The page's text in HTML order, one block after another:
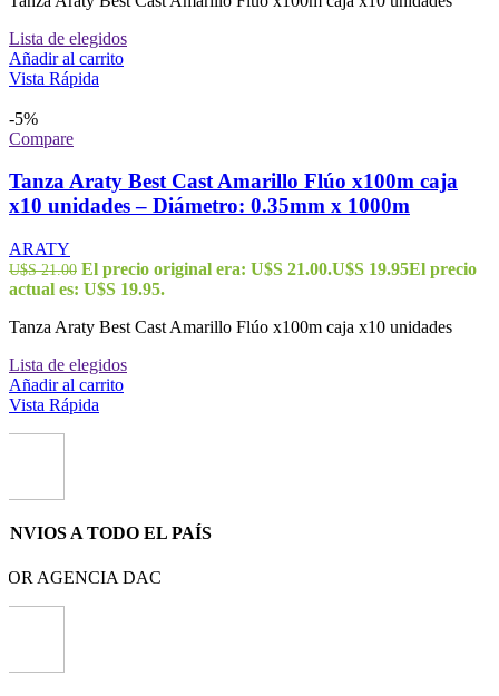
Lista de elegidos
Añadir al carrito
Vista Rápida
-5%
Compare
Tanza Araty Best Cast Amarillo Flúo x100m caja
x10 unidades – Diámetro: 0.35mm x 1000m
ARATY
U$S21.00 El precio original era: U$S 21.00.U$S 19.95El precio
actual es: U$S 19.95.
Tanza Araty Best Cast Amarillo Flúo x100m caja x10 unidades
Lista de elegidos
Añadir al carrito
Vista Rápida
A TODO EL PAÍS
AGENCIA DAC